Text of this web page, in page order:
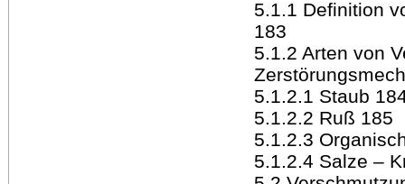
5.1.1 Definition
183
5.1.2 Arten von
5.1.2.1 Staub
5.1.2.2 Ruß 185
5.1.2.3
5.1.2.4 Salze –